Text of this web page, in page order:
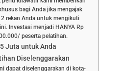
bagi Anda jika mengajak
rekan Anda untuk mengikuti
Investasi menjadi HANYA Rp
peserta pelatihan.
Juta untuk Anda
Diselenggarakan
dapat diselenggarakan di kota-